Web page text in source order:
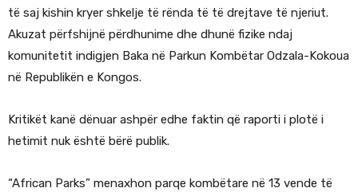
të saj kishin kryer shkelje të rënda të të drejtave të njeriut.
Akuzat përfshijnë përdhunime dhe dhunë fizike ndaj
komunitetit indigjen Baka në Parkun Kombëtar Odzala-Kokoua
në Republikën e Kongos.
Kritikët kanë dënuar ashpër edhe faktin që raporti i plotë i
hetimit nuk është bërë publik.
“African Parks” menaxhon parqe kombëtare në 13 vende të